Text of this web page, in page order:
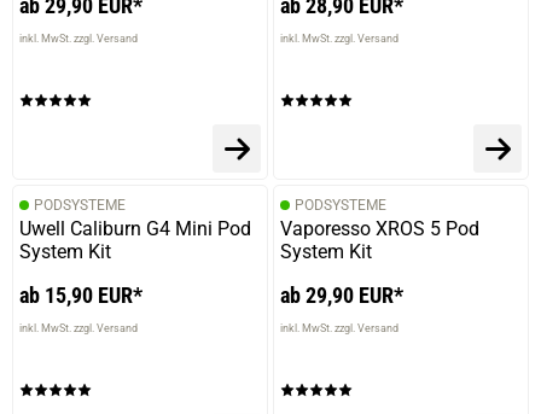
ab 29,90 EUR*
inkl. MwSt. zzgl. Versand
ab 28,90 EUR*
inkl. MwSt. zzgl. Versand
PODSYSTEME
Uwell Caliburn G4 Mini Pod
System Kit
ab 15,90 EUR*
inkl. MwSt. zzgl. Versand
PODSYSTEME
Vaporesso XROS 5 Pod
System Kit
ab 29,90 EUR*
inkl. MwSt. zzgl. Versand